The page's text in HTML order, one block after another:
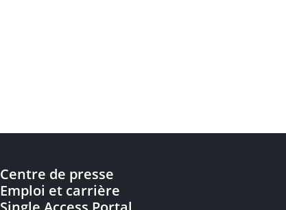
Centre de presse
Emploi et carrière